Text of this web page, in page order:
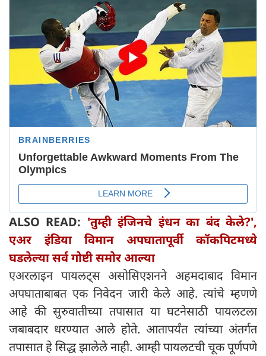
ALSO READ: 'तुम्ही इंजिनचे इंधन का बंद केले?',
एअर इंडिया विमान अपघातापूर्वी कॉकपिटमध्ये
घडलेल्या सर्व गोष्टी समोर आल्या
एअरलाइन पायलट्स असोसिएशनने अहमदाबाद विमान
अपघाताबाबत एक निवेदन जारी केले आहे. त्यांचे म्हणणे
आहे की सुरुवातीच्या तपासात या घटनेसाठी पायलटला
जबाबदार धरण्यात आले होते. आतापर्यंत त्यांच्या अंतर्गत
तपासात हे सिद्ध झालेले नाही. आम्ही पायलटची चूक पूर्णपणे